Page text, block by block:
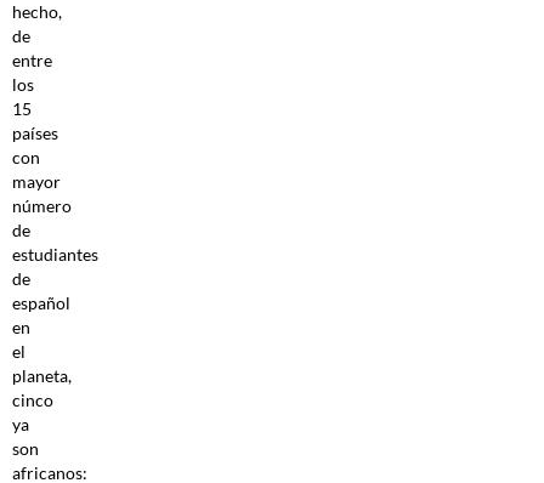
hecho,
de
entre
los
15
países
con
mayor
número
de
estudiantes
de
español
en
el
planeta,
cinco
ya
son
africanos: